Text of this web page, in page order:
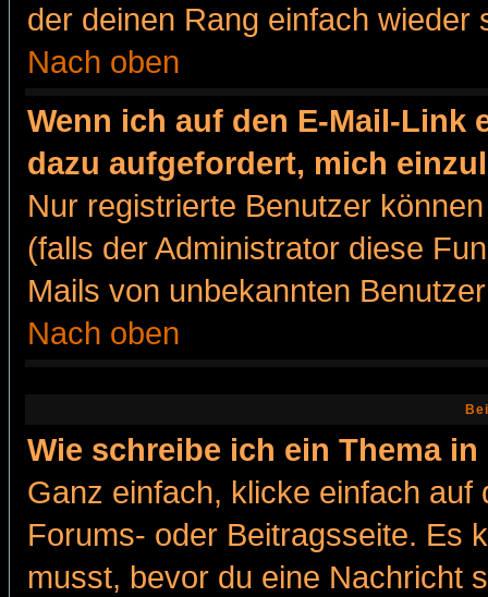
der deinen Rang einfach wieder
Nach oben
Wenn ich auf den E-Mail-Link
dazu aufgefordert, mich
Nur registrierte Benutzer
(falls der Administrator diese
Mails von unbekannten
Nach oben
Wie schreibe ich ein Thema
Ganz einfach, klicke einfach
Forums- oder Beitragsseite. Es
musst, bevor du eine Nachricht